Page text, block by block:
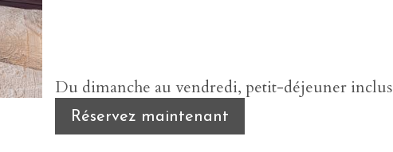
Du dimanche au vendredi, petit-déjeuner inclus
Réservez maintenant